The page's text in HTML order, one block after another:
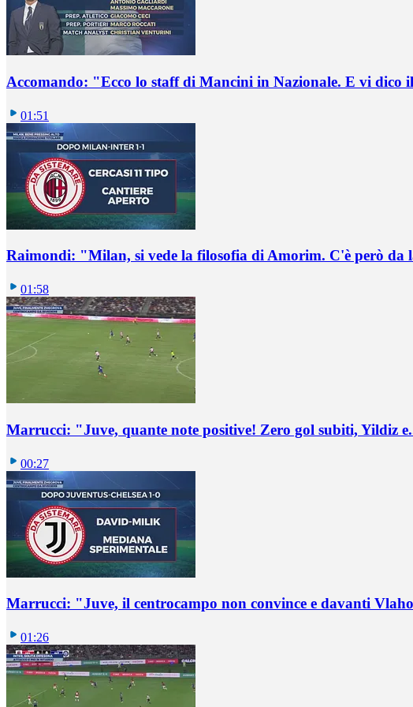
Accomando: "Ecco lo staff di Mancini in Nazionale. E vi dico
01:51
Raimondi: "Milan, si vede la filosofia di Amorim. C'è però
01:58
Marrucci: "Juve, quante note positive! Zero gol subiti, Yildiz
00:27
Marrucci: "Juve, il centrocampo non convince e davanti
01:26